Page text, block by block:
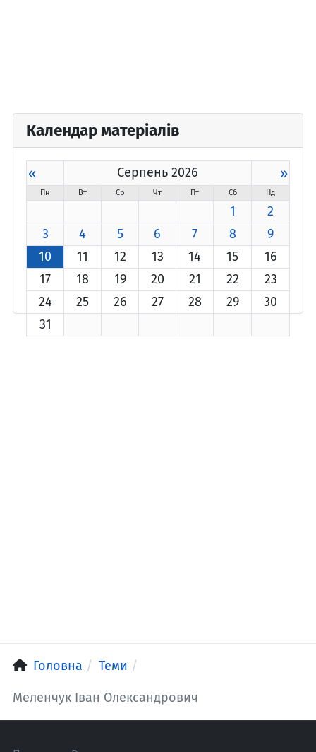
Календар матеріалів
« Серпень 2026 »
Пн Вт Ср Чт Пт Сб Нд
1
2
3
4 5 6 7 8
9
10
11 12 13 14 15
16
17
18 19 20 21 22
23
24
25 26 27 28 29
30
31
Головна Теми
Меленчук Іван Олександрович